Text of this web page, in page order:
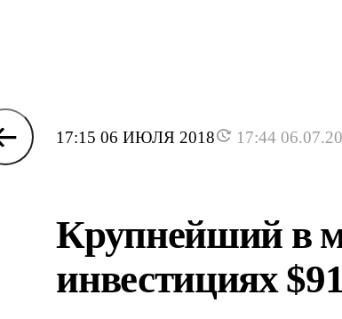
17:15 06 ИЮЛЯ 2018 17:44
Крупнейший в
инвестициях